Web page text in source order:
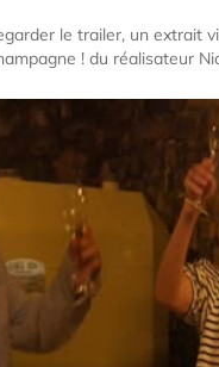
le trailer, un extrait
! du réalisateur